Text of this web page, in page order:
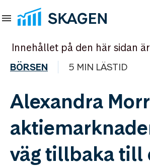
Innehållet på den här sidan
BÖRSEN 5 MIN LÄSTID
Alexandra
väg tillbaka till